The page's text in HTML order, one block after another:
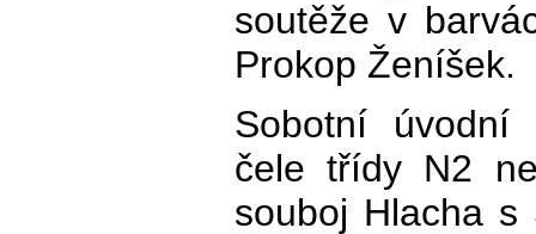
soutěže v
Prokop Ženíšek.
Sobotní
čele třídy N2
souboj Hlacha